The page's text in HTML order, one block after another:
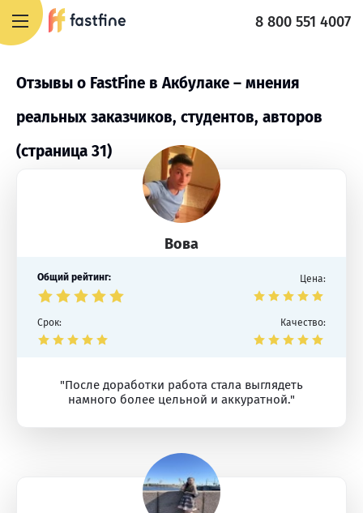
8 800 551 4007
Отзывы о FastFine в Акбулаке – мнения
реальных заказчиков, студентов, авторов
(страница 31)
Вова
Общий рейтинг: Цена:
Срок: Качество:
"После доработки работа стала выглядеть
намного более цельной и аккуратной."